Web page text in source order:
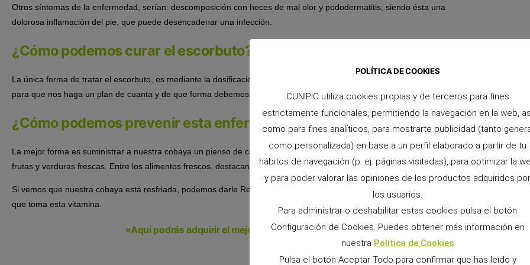
Otros síntomas de la enfermedad, serían: descomposición con heces de mal olor y pododermatitis, siendo ésta una
dolorosa inflamación del pie, que puede desencadenar una infección.
¿Cómo podemos curar el escorbuto?
La única forma de tratar el escorbuto, es mediante la dosificación de vitamina C. Deberemos acudir a nuestro veterinario,
para que nos haga un plan de cuanta y de que forma debemos administrar esta vitamina.
¿Cómo podemos prevenir esta enfermedad?
La mejor forma es suministrar a nuestra cobaya un pienso de calidad rico en esta vitamina, además de ofrecer cada día
frutas y verduras frescas. Entre los alimentos frescos, destacan el pimiento, el kiwi, las fresas…
Si vemos que nuestra cobaya está resfriada, podemos darle Redoxon en gotas en el agua de bebida, y así asegurarnos de
que toma esta vitamina.
«Aquí podrás adquirir el mejor pienso para tu cobaya»
POLÍTICA DE COOKIES
CUNIPIC utiliza cookies propias y de terceros para fines
estrictamente funcionales, permitiendo la navegación en la web,
como para fines analíticos, para mostrarte publicidad (tanto
como personalizada) en base a un perfil elaborado a partir de tu
hábitos de navegación (p. ej. páginas visitadas), para optimizar la
y para poder valorar las opiniones de los productos adquiridos por
los usuarios.
Para administrar o deshabilitar estas cookies pulsa el botón
Configuración de Cookies. Puedes obtener más información en
nuestra Política de Cookies
Pulsa el botón Aceptar Todo para confirmar que has leído y